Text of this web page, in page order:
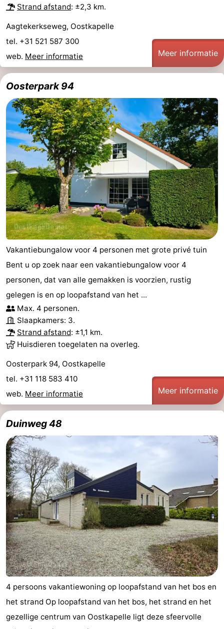
Strand afstand: ±2,3 km.
Aagtekerkseweg, Oostkapelle
tel. +31 521 587 300
web. Meer informatie Meer informatie
Oosterpark 94
Vakantiebungalow voor 4 personen met grote privé tuin
Bent u op zoek naar een vakantiebungalow voor 4
personen, dat van alle gemakken is voorzien, rustig
gelegen is en op loopafstand van het ...
Max. 4 personen.
Slaapkamers: 3.
Strand afstand: ±1,1 km.
Huisdieren toegelaten na overleg.
Oosterpark 94, Oostkapelle
tel. +31 118 583 410
web. Meer informatie Meer informatie
Duinweg 48
4 persoons vakantiewoning op loopafstand van het bos en
het strand Op loopafstand van het bos, het strand en het
gezellige centrum van Oostkapelle ligt deze sfeervolle